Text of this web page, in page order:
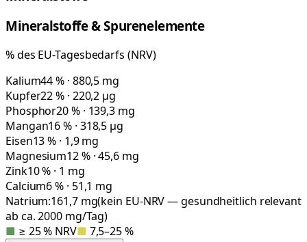
Mineralstoffe & Spurenelemente
% des EU-Tagesbedarfs (NRV)
Kalium44 % · 880,5 mg
Kupfer22 % · 220,2 µg
Phosphor20 % · 139,3 mg
Mangan16 % · 318,5 µg
Eisen13 % · 1,9 mg
Magnesium12 % · 45,6 mg
Zink10 % · 1 mg
Calcium6 % · 51,1 mg
Natrium:161,7mg(kein EU-NRV — gesundheitlich relevant
ab ca. 2000 mg/Tag)
■ ≥ 25 % NRV■ 7,5–25 %